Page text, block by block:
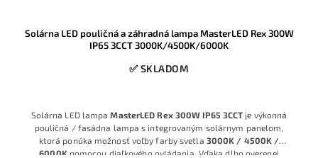
Solárna LED pouličná a záhradná lampa MasterLED Rex 300W
IP65 3CCT 3000K/4500K/6000K
✅ SKLADOM
Solárna LED lampaMasterLED Rex 300W IP65 3CCT je výkonná
pouličná / fasádna lampa s integrovaným solárnym panelom,
ktorá ponúka možnosť voľby farby svetla 3000K / 4500K /
6000K pomocou diaľkového ovládania. Vďaka dlho overenej